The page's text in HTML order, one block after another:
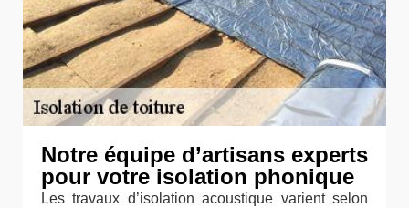
Notre équipe d’artisans experts
pour votre isolation phonique
Les travaux d’isolation acoustique varient selon